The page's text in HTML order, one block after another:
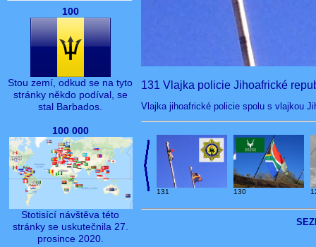
100
Stou zemí, odkud se na tyto
stránky někdo podíval, se
stal Barbados.
100 000
Stotisící návštěva této
stránky se uskutečnila 27.
prosince 2020.
131 Vlajka policie Jihoafrické
Vlajka jihoafrické policie spolu s vlajkou
131 130